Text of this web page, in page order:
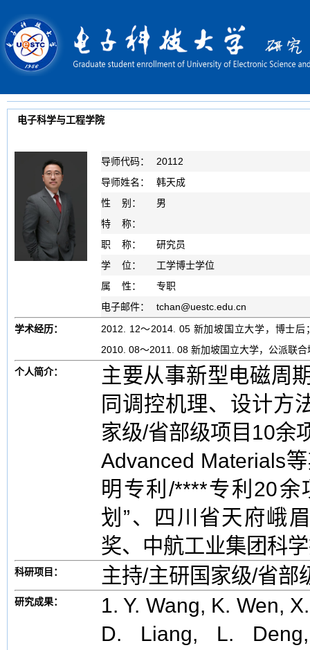
电子科学与工程学院
导师代码：
20112
导师姓名：
韩天成
性 别：
男
特 称：
职 称：
研究员
学 位：
工学博士学位
属 性：
专职
电子邮件：
tchan@uestc.edu.cn
学术经历：
2012. 12～2014. 05 新加坡国立大学，博士
2010. 08～2011. 08 新加坡国立大学，公派联
个人简介：
主要从事新型电磁周
同调控机理、设计方
家级/省部级项目10余
Advanced Materials
明专利/****专利20余
划”、四川省天府峨
奖、中航工业集团科
科研项目： 主持/主研国家级/省部
研究成果：
1. Y. Wang, K. Wen,
D. Liang, L. Deng,